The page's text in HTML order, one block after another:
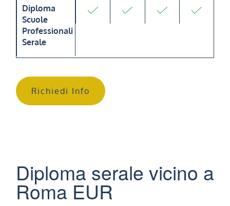
Diploma
Scuole
Professionali
Serale
Richiedi Info
Diploma serale vicino a
Roma EUR